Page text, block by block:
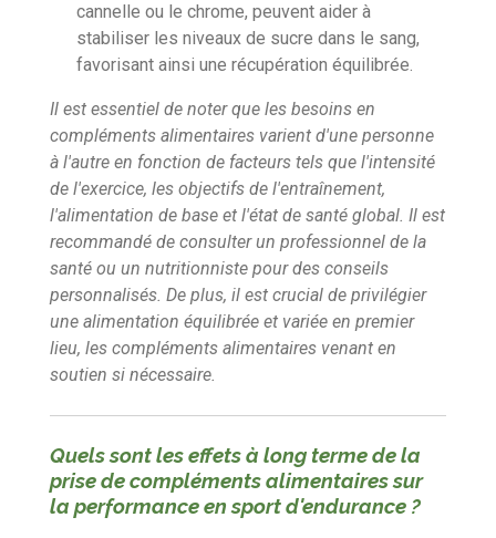
cannelle ou le chrome, peuvent aider à
stabiliser les niveaux de sucre dans le sang,
favorisant ainsi une récupération équilibrée.
Il est essentiel de noter que les besoins en
compléments alimentaires varient d'une personne
à l'autre en fonction de facteurs tels que l'intensité
de l'exercice, les objectifs de l'entraînement,
l'alimentation de base et l'état de santé global. Il est
recommandé de consulter un professionnel de la
santé ou un nutritionniste pour des conseils
personnalisés. De plus, il est crucial de privilégier
une alimentation équilibrée et variée en premier
lieu, les compléments alimentaires venant en
soutien si nécessaire.
Quels sont les effets à long terme de la
prise de compléments alimentaires sur
la performance en sport d'endurance ?